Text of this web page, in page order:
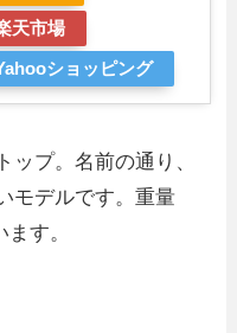
天市場
ショッピング
ップ。名前の通り、
モデルです。重量
す。